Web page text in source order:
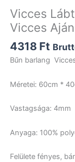
Vicces
Vicces
4318 Ft
Bűn barlang
Méretei: 60cm *
Vastagsága: 4mm
Anyaga: 100%
Felülete fényes,